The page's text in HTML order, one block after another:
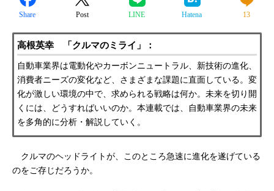
Share Post LINE Hatena 13
高根英幸 「クルマのミライ」：
自動車業界は電動化やカーボンニュートラル、新技術の進化、
消費者ニーズの変化など、さまざまな課題に直面している。変
化が激しい環境の中で、求められる戦略は何か。未来を切り開
くには、どうすればいいのか。本連載では、自動車業界の未来
を多角的に分析・解説していく。
クルマのヘッドライトが、このところ急速に進化を遂げている
のをご存じだろうか。